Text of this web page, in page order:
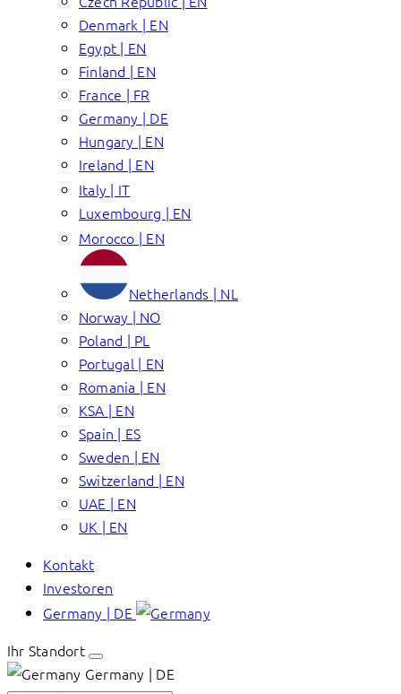
Denmark | EN
Egypt | EN
Finland | EN
France | FR
Germany | DE
Hungary | EN
Ireland | EN
Italy | IT
Luxembourg | EN
Morocco | EN
Netherlands | NL
Norway | NO
Poland | PL
Portugal | EN
Romania | EN
KSA | EN
Spain | ES
Sweden | EN
Switzerland | EN
UAE | EN
UK | EN
Kontakt
Investoren
Germany | DE
Ihr Standort
Germany | DE